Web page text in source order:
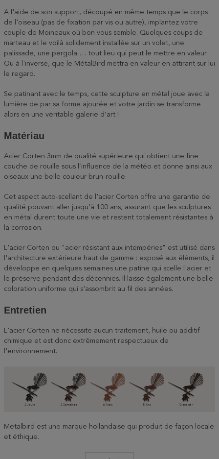
A l'aide de son support, découpé en même temps que le corps
de l'oiseau (pas de fixation par vis ou autre), implantez votre
couple de Moineaux où bon vous semble. Quelques coups de
marteau et le voilà solidement installée sur un volet, une
palissade, une pergola … tout lieu qui peut le mettre en valeur.
Ou à l'inverse, que le MétalBird mettra en valeur en attirant sur lui
le regard.
Se patinant avec le temps, cette sculpture en métal joue avec la
lumière de par sa forme ajourée et votre jardin se transforme
alors en une véritable galerie d’art !
Matériau
Acier Corten 3mm de qualité supérieure qui obtient une fine
couche de rouille sous l’influence de la météo et donne ainsi aux
oiseaux une belle couleur brun-rouille.
Cet aspect auto-scellant de l'acier Corten offre une garantie de
qualité pouvant aller jusqu'à 100 ans, assurant que les sculptures
en métal durent toute une vie et restent totalement résistantes à
la corrosion.
L'acier Corten ou "acier résistant aux intempéries" est utilisé dans
l'architecture extérieure haut de gamme : exposé aux éléments, il
développe en quelques semaines une patine qui scelle l'acier et
le préserve pendant des décennies. Il laisse également une belle
coloration uniforme qui s'assombrit au fil des années.
Entretien
L'acier Corten ne nécessite aucun traitement, huile ou additif
chimique et est donc extrêmement respectueux de
l'environnement.
Metalbird est une marque hollandaise qui produit de façon locale
et éthique.